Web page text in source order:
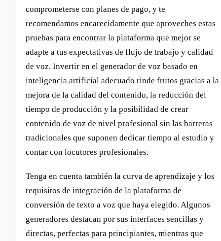
comprometerse con planes de pago, y te
recomendamos encarecidamente que aproveches estas
pruebas para encontrar la plataforma que mejor se
adapte a tus expectativas de flujo de trabajo y calidad
de voz. Invertir en el generador de voz basado en
inteligencia artificial adecuado rinde frutos gracias a la
mejora de la calidad del contenido, la reducción del
tiempo de producción y la posibilidad de crear
contenido de voz de nivel profesional sin las barreras
tradicionales que suponen dedicar tiempo al estudio y
contar con locutores profesionales.
Tenga en cuenta también la curva de aprendizaje y los
requisitos de integración de la plataforma de
conversión de texto a voz que haya elegido. Algunos
generadores destacan por sus interfaces sencillas y
directas, perfectas para principiantes, mientras que